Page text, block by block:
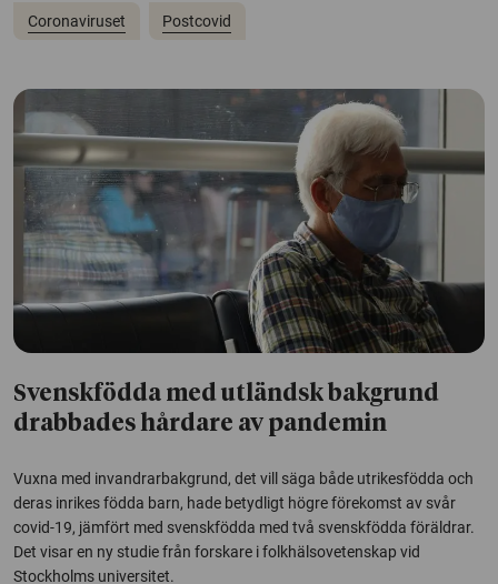
Coronaviruset Postcovid
Svenskfödda med utländsk bakgrund
drabbades hårdare av pandemin
Vuxna med invandrarbakgrund, det vill säga både utrikesfödda och
deras inrikes födda barn, hade betydligt högre förekomst av svår
covid-19, jämfört med svenskfödda med två svenskfödda föräldrar.
Det visar en ny studie från forskare i folkhälsovetenskap vid
Stockholms universitet.